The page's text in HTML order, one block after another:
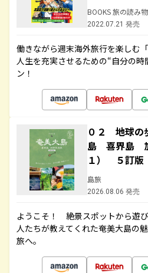
BOOKS 旅の読み物
2022.07.21 発売
働きながら週末海外旅行を楽しむ
人生を充実させるための“自分の
ン！
０２ 地球
島 喜界島
１） ５訂版
島旅
2026.08.06 発売
ようこそ！ 絶景スポットから遊
人たちが教えてくれた奄美大島の
旅へ。